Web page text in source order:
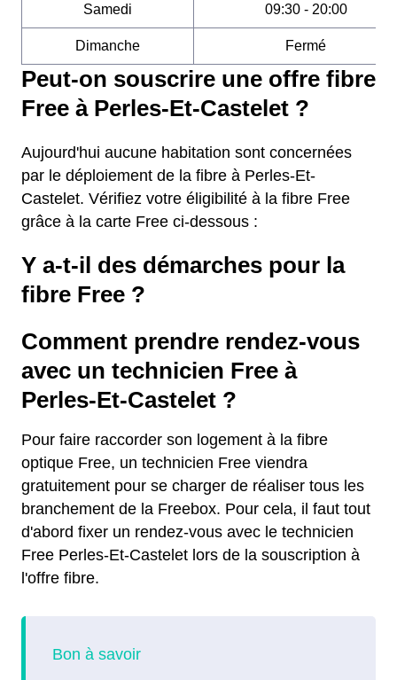
Samedi 09:30 - 20:00
Dimanche Fermé
Peut-on souscrire une offre fibre
Free à Perles-Et-Castelet ?
Aujourd'hui aucune habitation sont concernées
par le déploiement de la fibre à Perles-Et-
Castelet. Vérifiez votre éligibilité à la fibre Free
grâce à la carte Free ci-dessous :
Y a-t-il des démarches pour la
fibre Free ?
Comment prendre rendez-vous
avec un technicien Free à
Perles-Et-Castelet ?
Pour faire raccorder son logement à la fibre
optique Free, un technicien Free viendra
gratuitement pour se charger de réaliser tous les
branchement de la Freebox. Pour cela, il faut tout
d'abord fixer un rendez-vous avec le technicien
Free Perles-Et-Castelet lors de la souscription à
l'offre fibre.